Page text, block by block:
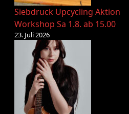
Siebdruck Upcycling Aktion
Workshop Sa 1.8. ab 15.00
23. Juli 2026